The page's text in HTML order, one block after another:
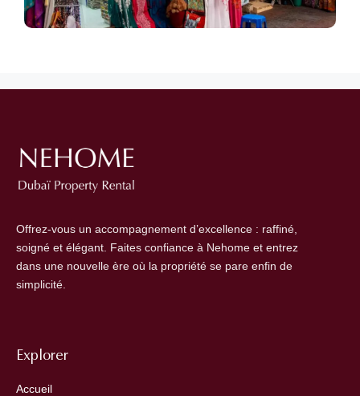
Offrez-vous un accompagnement d’excellence : raffiné,
soigné et élégant. Faites confiance à Nehome et entrez
dans une nouvelle ère où la propriété se pare enfin de
simplicité.
Explorer
Accueil